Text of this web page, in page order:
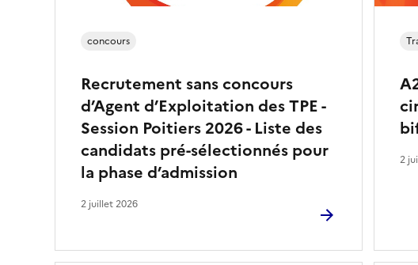
Recrutement sans concours
d’Agent d’Exploitation des TPE -
Session Poitiers 2026 - Liste des
candidats pré-sélectionnés pour
la phase d’admission
concours
2 juillet 2026
2